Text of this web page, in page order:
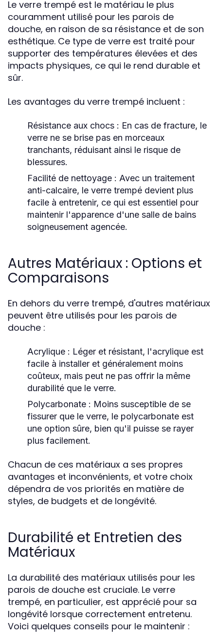
Le verre trempé est le matériau le plus
couramment utilisé pour les parois de
douche, en raison de sa résistance et de son
esthétique. Ce type de verre est traité pour
supporter des températures élevées et des
impacts physiques, ce qui le rend durable et
sûr.
Les avantages du verre trempé incluent :
Résistance aux chocs : En cas de fracture, le
verre ne se brise pas en morceaux
tranchants, réduisant ainsi le risque de
blessures.
Facilité de nettoyage : Avec un traitement
anti-calcaire, le verre trempé devient plus
facile à entretenir, ce qui est essentiel pour
maintenir l'apparence d'une salle de bains
soigneusement agencée.
Autres Matériaux : Options et
Comparaisons
En dehors du verre trempé, d'autres matériaux
peuvent être utilisés pour les parois de
douche :
Acrylique : Léger et résistant, l'acrylique est
facile à installer et généralement moins
coûteux, mais peut ne pas offrir la même
durabilité que le verre.
Polycarbonate : Moins susceptible de se
fissurer que le verre, le polycarbonate est
une option sûre, bien qu'il puisse se rayer
plus facilement.
Chacun de ces matériaux a ses propres
avantages et inconvénients, et votre choix
dépendra de vos priorités en matière de
styles, de budgets et de longévité.
Durabilité et Entretien des
Matériaux
La durabilité des matériaux utilisés pour les
parois de douche est cruciale. Le verre
trempé, en particulier, est apprécié pour sa
longévité lorsque correctement entretenu.
Voici quelques conseils pour le maintenir :